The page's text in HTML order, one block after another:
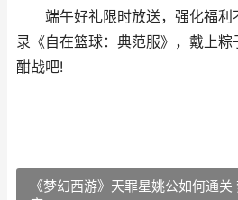
端午好礼限时放送，强化福利
录《自在篮球：典范服》，戴上
酣战吧!
《梦幻西游》天罪星姚公如何通